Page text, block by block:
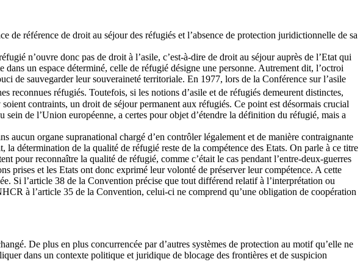
de référence de droit au séjour des réfugiés et l’absence de protection juridictionnelle de sa
n’ouvre donc pas de droit à l’asile, c’est-à-dire de droit au séjour auprès de l’Etat qui
un espace déterminé, celle de réfugié désigne une personne. Autrement dit, l’octroi
de sauvegarder leur souveraineté territoriale. En 1977, lors de la Conférence sur l’asile
reconnues réfugiés. Toutefois, si les notions d’asile et de réfugiés demeurent distinctes,
contraints, un droit de séjour permanent aux réfugiés. Ce point est désormais crucial
de l’Union européenne, a certes pour objet d’étendre la définition du réfugié, mais a
aucun organe supranational chargé d’en contrôler légalement et de manière contraignante
détermination de la qualité de réfugié reste de la compétence des Etats. On parle à ce titre
pour reconnaître la qualité de réfugié, comme c’était le cas pendant l’entre-deux-guerres
prises et les Etats ont donc exprimé leur volonté de préserver leur compétence. A cette
Si l’article 38 de la Convention précise que tout différend relatif à l’interprétation ou
à l’article 35 de la Convention, celui-ci ne comprend qu’une obligation de coopération
De plus en plus concurrencée par d’autres systèmes de protection au motif qu’elle ne
dans un contexte politique et juridique de blocage des frontières et de suspicion